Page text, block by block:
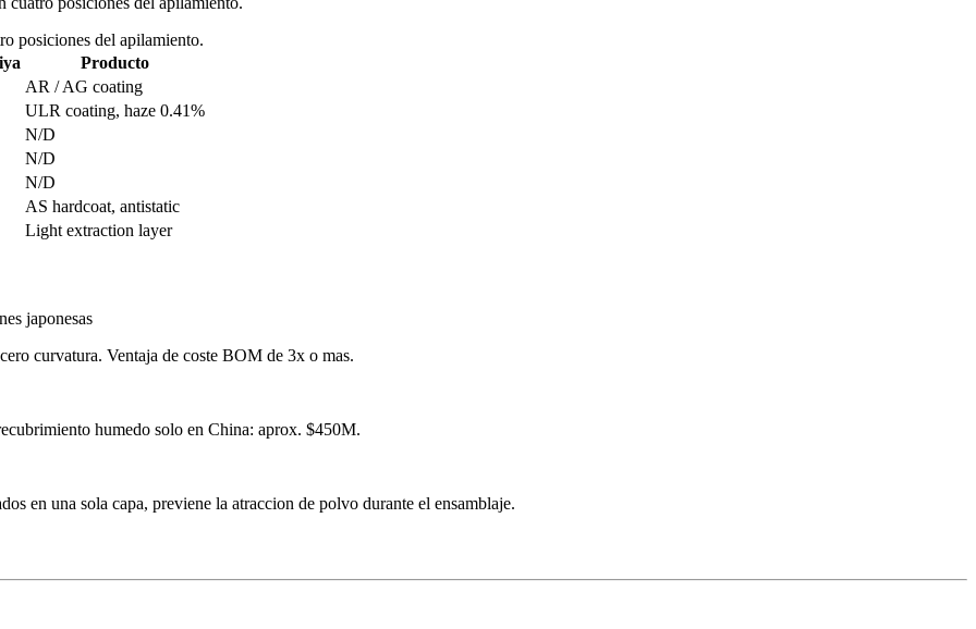
posiciones del apilamiento.
Producto
AR / AG coating
ULR coating, haze 0.41%
N/D
N/D
N/D
AS hardcoat, antistatic
Light extraction layer
japonesas
curvatura. Ventaja de coste BOM de 3x o mas.
humedo solo en China: aprox. $450M.
en una sola capa, previene la atraccion de polvo durante el ensamblaje.